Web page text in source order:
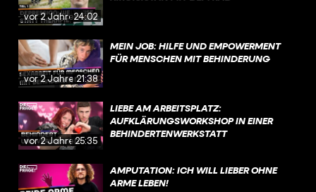
vor 2 Jahren24:02
vor 2 Jahren21:38
MEIN JOB: HILFE UND EMPOWERMENT
FÜR MENSCHEN MIT BEHINDERUNG
vor 2 Jahren25:35
LIEBE AM ARBEITSPLATZ:
AUFKLÄRUNGSWORKSHOP IN EINER
BEHINDERTENWERKSTATT
AMPUTATION: ICH WILL LIEBER OHNE
ARME LEBEN!